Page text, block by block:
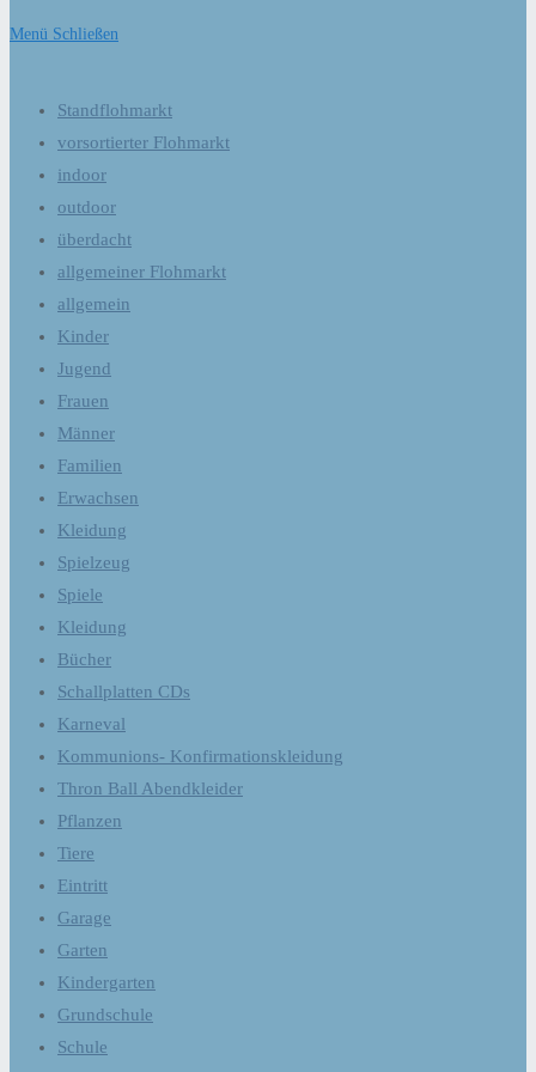
Menü Schließen
Standflohmarkt
vorsortierter Flohmarkt
indoor
outdoor
überdacht
allgemeiner Flohmarkt
allgemein
Kinder
Jugend
Frauen
Männer
Familien
Erwachsen
Kleidung
Spielzeug
Spiele
Kleidung
Bücher
Schallplatten CDs
Karneval
Kommunions- Konfirmationskleidung
Thron Ball Abendkleider
Pflanzen
Tiere
Eintritt
Garage
Garten
Kindergarten
Grundschule
Schule